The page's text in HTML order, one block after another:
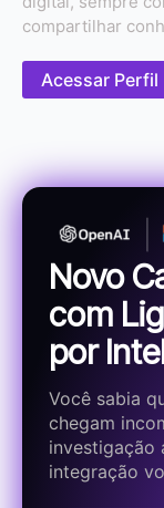
compartilhar
Acessar Perfil
Novo
com
por
Você sabia
chegam
investigação
integração